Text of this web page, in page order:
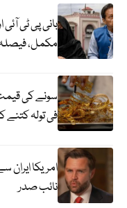
بانی پی ٹی
مکمل،
سونے کی
فی تولہ کتنے
امریکا ایران
نائب صدر